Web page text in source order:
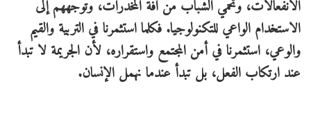
الانفعالات، وتحمي الشباب من آفة المخدرات، وتوجههم إلى
الاستخدام الواعي للتكنولوجيا. فكلما استثمرنا في التربية والقيم
والوعي، استثمرنا في أمن المجتمع واستقراره، لأن الجريمة لا تبدأ
عند ارتكاب الفعل، بل تبدأ عندما نهمل الإنسان.